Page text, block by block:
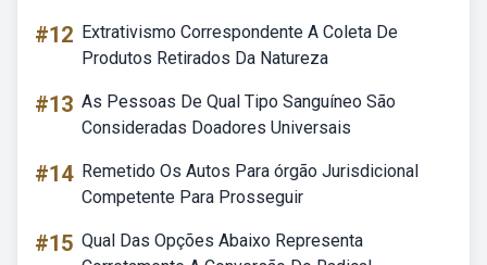
#12 Extrativismo Correspondente A Coleta De
Produtos Retirados Da Natureza
#13 As Pessoas De Qual Tipo Sanguíneo São
Consideradas Doadores Universais
#14 Remetido Os Autos Para órgão Jurisdicional
Competente Para Prosseguir
#15 Qual Das Opções Abaixo Representa